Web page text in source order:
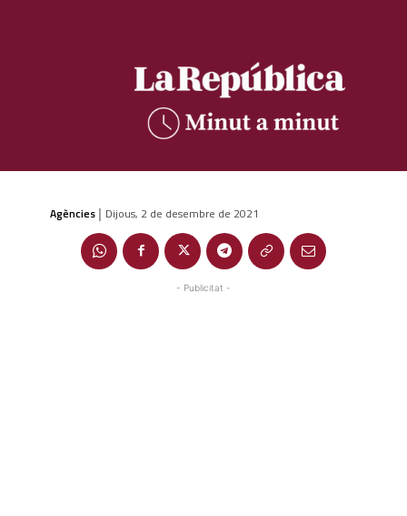
Agències | Dijous, 2 de desembre de 2021
- Publicitat -